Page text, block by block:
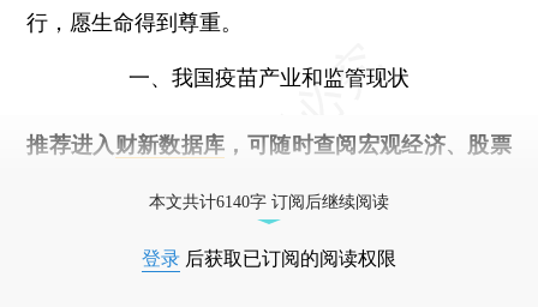
行，愿生命得到尊重。
一、我国疫苗产业和监管现状
推荐进入 财新数据库 ，可随时查阅宏观经济、股票
本文共计6140字 订阅后继续阅读
登录 后获取已订阅的阅读权限